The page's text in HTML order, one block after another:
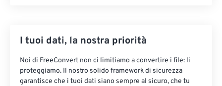
I tuoi dati, la nostra priorità
Noi di FreeConvert non ci limitiamo a convertire i file: li
proteggiamo. Il nostro solido framework di sicurezza
garantisce che i tuoi dati siano sempre al sicuro, che tu